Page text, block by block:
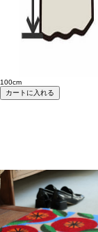
100cm
カートに入れる